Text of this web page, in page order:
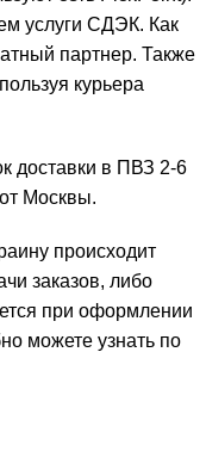
услуги СДЭК. Как
партнер. Также
курьера
доставки в ПВЗ 2-6
Москвы.
происходит
заказов, либо
при оформлении
можете узнать по